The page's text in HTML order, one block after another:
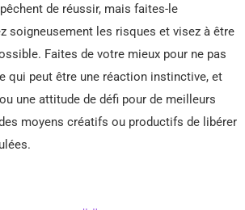
de réussir, mais faites-le
soigneusement les risques et visez à être
Faites de votre mieux pour ne pas
qui peut être une réaction instinctive, et
une attitude de défi pour de meilleurs
moyens créatifs ou productifs de libérer